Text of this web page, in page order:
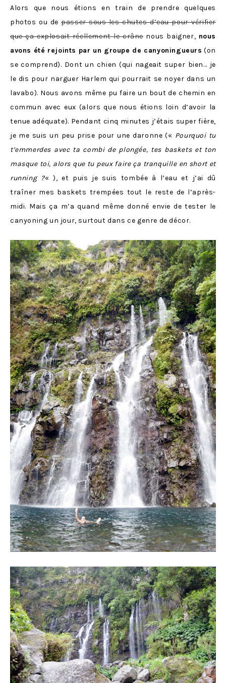
Alors que nous étions en train de prendre quelques
photos ou depasser sous les chutes d’eau pour vérifier
que ça explosait réellement le crânenous baigner, nous
avons été rejoints par un groupe de canyoningueurs (on
se comprend). Dont un chien (qui nageait super bien… je
le dis pour narguer Harlem qui pourrait se noyer dans un
lavabo). Nous avons même pu faire un bout de chemin en
commun avec eux (alors que nous étions loin d’avoir la
tenue adéquate). Pendant cinq minutes j’étais super fière,
je me suis un peu prise pour une daronne (« Pourquoi tu
t’emmerdes avec ta combi de plongée, tes baskets et ton
masque toi, alors que tu peux faire ça tranquille en short et
running ?« ), et puis je suis tombée à l’eau et j’ai dû
traîner mes baskets trempées tout le reste de l’après-
midi. Mais ça m’a quand même donné envie de tester le
canyoning un jour, surtout dans ce genre de décor.